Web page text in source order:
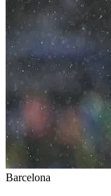
Barcelona